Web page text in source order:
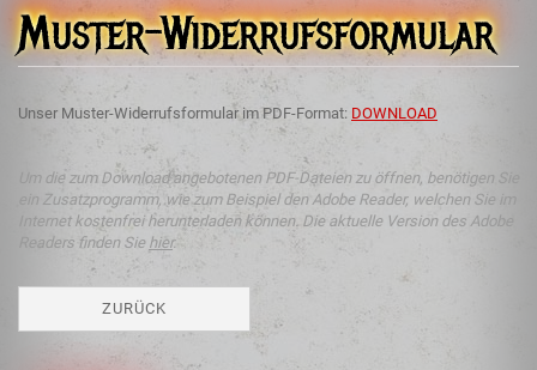
Muster-Widerrufsformular
Unser Muster-Widerrufsformular im PDF-Format: DOWNLOAD
Um die zum Download angebotenen PDF-Dateien zu öffnen, benötigen Sie
ein Zusatzprogramm, wie zum Beispiel den Adobe Reader, welchen Sie im
Internet kostenfrei herunterladen können. Die aktuelle Version des Adobe
Readers finden Sie hier.
ZURÜCK